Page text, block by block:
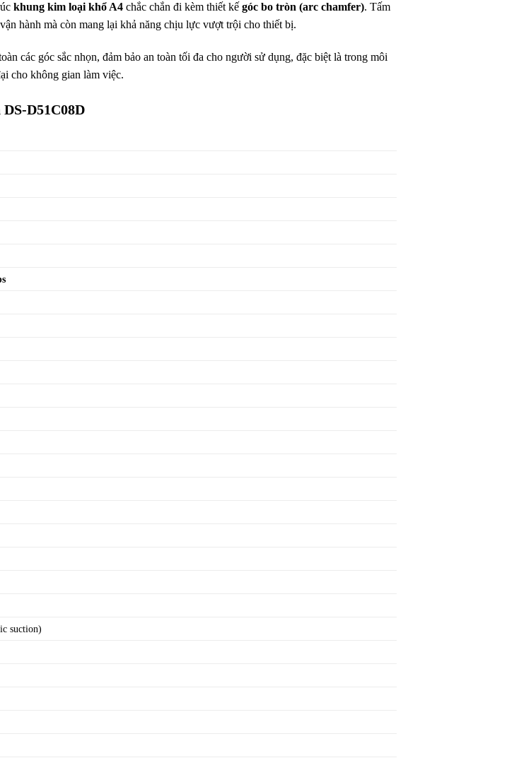
khung kim loại khổ A4 chắc chắn đi kèm thiết kế góc bo tròn (arc chamfer). Tấm
hành mà còn mang lại khả năng chịu lực vượt trội cho thiết bị.
các góc sắc nhọn, đảm bảo an toàn tối đa cho người sử dụng, đặc biệt là trong môi
cho không gian làm việc.
D51C08D
suction)